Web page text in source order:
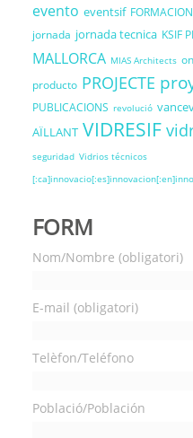
evento eventsif FORMACION
jornada jornada tecnica KSIF
MALLORCA MIAS Architects
producto PROJECTE
PUBLICACIONS revolució
AÏLLANT VIDRESIF
seguridad Vidrios técnicos
FORM
Nom/Nombre (obligatori)
E-mail (obligatori)
Telèfon/Teléfono
Població/Población